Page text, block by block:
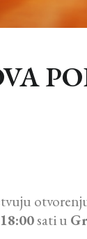
18:00sati u